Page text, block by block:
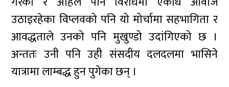
उठाइरहेका विप्लवको पनि यो मोर्चामा सहभागिता र
आवद्धताले उनको पनि मुखुण्डो उदांगिएको छ ।
अन्ततः उनी पनि उही संसदीय दलदलमा भासिने
यात्रामा लाम्बद्ध हुन पुगेका छन् ।